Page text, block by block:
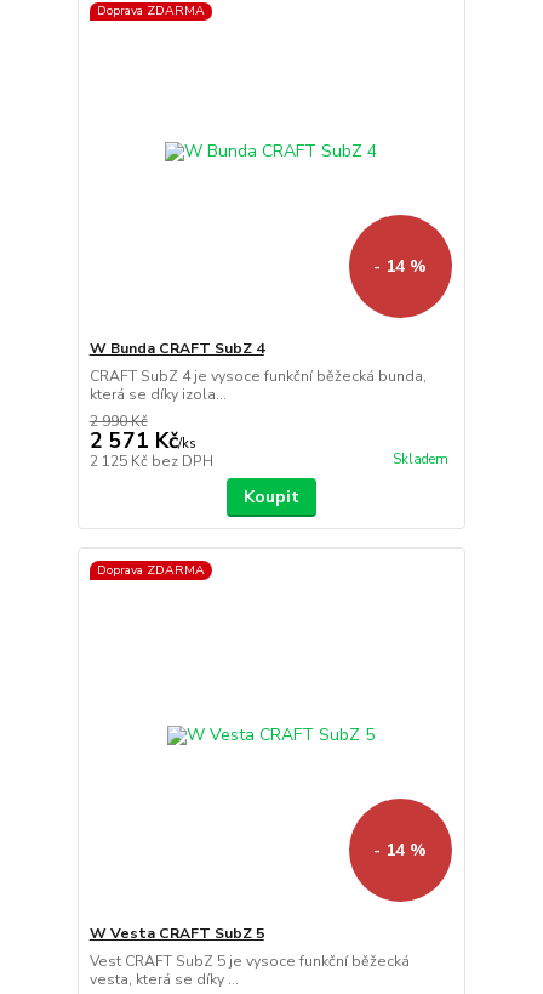
Doprava ZDARMA
- 14 %
W Bunda CRAFT SubZ 4
CRAFT SubZ 4 je vysoce funkční běžecká bunda,
která se díky izola...
2 990 Kč
2 571 Kč/ks
2 125 Kč bez DPH Skladem
Koupit
Doprava ZDARMA
- 14 %
W Vesta CRAFT SubZ 5
Vest CRAFT SubZ 5 je vysoce funkční běžecká
vesta, která se díky ...